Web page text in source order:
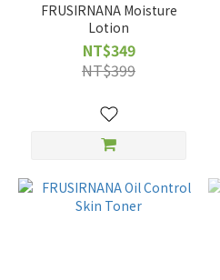
FRUSIRNANA Moisture
Lotion
NT$349
NT$399